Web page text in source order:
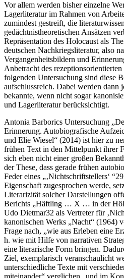
Vor allem werden bisher einzelne
Lagerliteratur im Rahmen von
zumindest gestreift, die
gedächtnistheoretischen Ansätzen
Repräsentation des Holocaust als
deutschen Nachkriegsliteratur, also
Vergangenheitsbildern und
Anbetracht des
folgenden Untersuchung sind diese
aufschlussreich. Dabei werden dann
bekannte, wenn nicht sogar
und Lagerliteratur berücksichtigt.
Antonia Barborics Untersuchung
Erinnerung. Autobiografische
und Elie Wiesel“ (2014) ist hier zu
frühen Text in den Mittelpunkt ihrer
sich eben nicht einer großen
der These, dass gerade frühen
Feder eines „‚Nichtschriftstellers‘ “29
Eigenschaft zugesprochen werde,
Literarizität solcher Darstellungen
Berichts „Häftling … X … in der
Udo Dietmar32 als Vertreter für
kanonischen Werks „Nacht“ (1964)
Frage nach, „wie aus Erleben eine
h. wie mit Hilfe von narrativen
eine literarische Form bringen.
Ziel, exemplarisch veranschaulicht
unterschiedliche Texte mit